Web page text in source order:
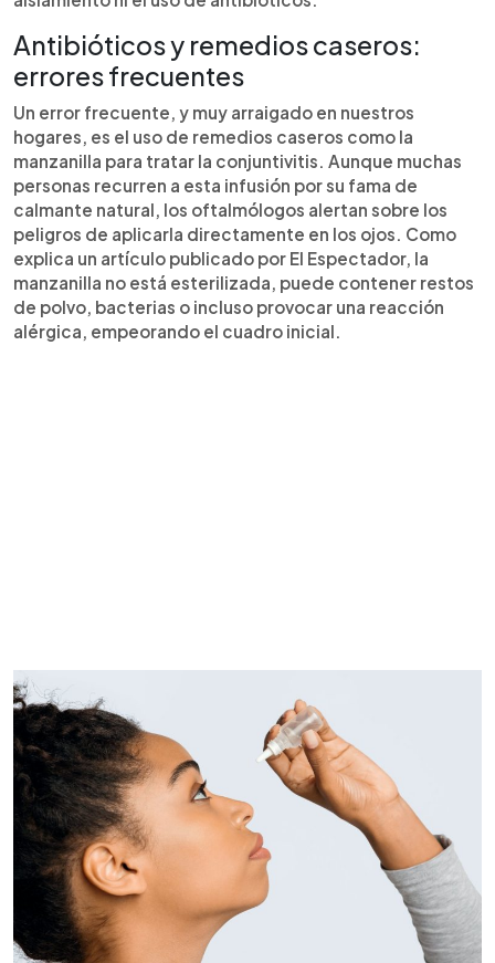
Antibióticos y remedios caseros:
errores frecuentes
Un error frecuente, y muy arraigado en nuestros
hogares, es el uso de remedios caseros como la
manzanilla para tratar la conjuntivitis. Aunque muchas
personas recurren a esta infusión por su fama de
calmante natural, los oftalmólogos alertan sobre los
peligros de aplicarla directamente en los ojos. Como
explica un artículo publicado por El Espectador, la
manzanilla no está esterilizada, puede contener restos
de polvo, bacterias o incluso provocar una reacción
alérgica, empeorando el cuadro inicial.